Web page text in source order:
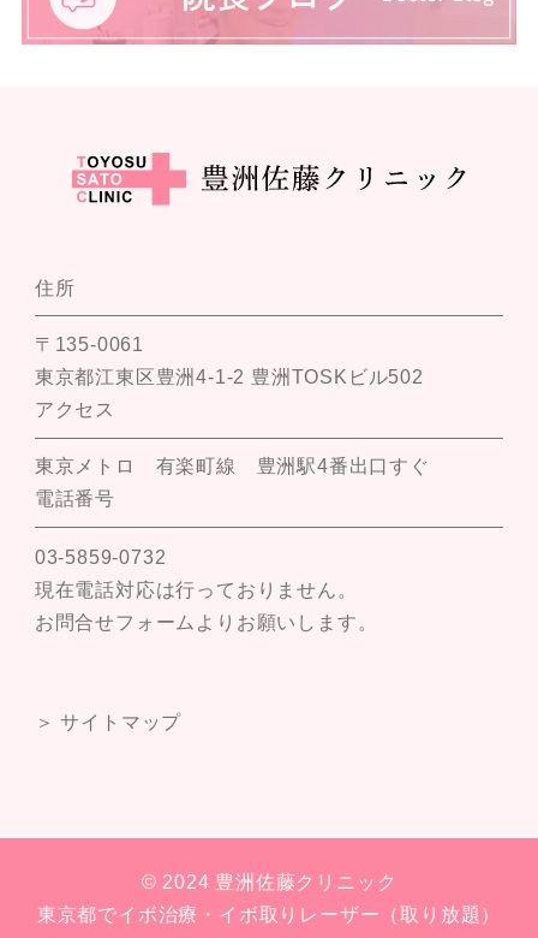
住所
〒135-0061
東京都江東区豊洲4-1-2 豊洲TOSKビル502
アクセス
東京メトロ 有楽町線 豊洲駅4番出口すぐ
電話番号
03-5859-0732
現在電話対応は行っておりません。
お問合せフォームよりお願いします。
＞ サイトマップ
© 2024 豊洲佐藤クリニック
東京都でイボ治療・イボ取りレーザー（取り放題）